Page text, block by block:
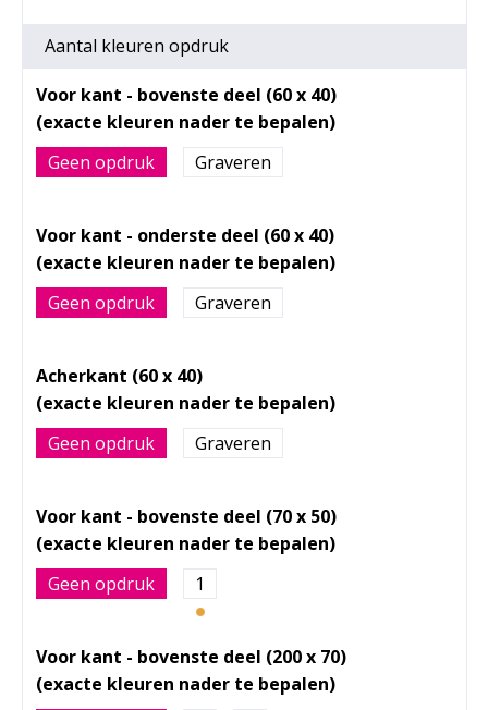
Aantal kleuren opdruk
Voor kant - bovenste deel (60 x 40)
Geen opdruk Graveren
Voor kant - onderste deel (60 x 40)
Geen opdruk Graveren
Acherkant (60 x 40)
Geen opdruk Graveren
Voor kant - bovenste deel (70 x 50)
Geen opdruk 1
Voor kant - bovenste deel (200 x 70)